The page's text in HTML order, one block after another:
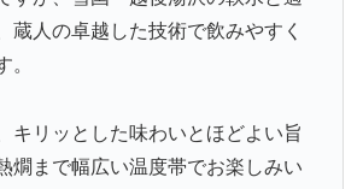
蔵人の卓越した技術で飲みやすく
。
キリッとした味わいとほどよい旨
燗まで幅広い温度帯でお楽しみい